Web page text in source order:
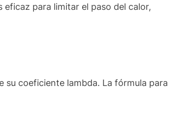
para limitar el paso del calor,
su coeficiente lambda. La fórmula para